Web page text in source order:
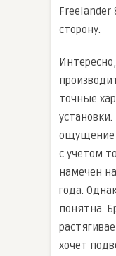
Freelander
сторону.
точные
ощущение
с учетом
намечен
года.
понятна.
хочет